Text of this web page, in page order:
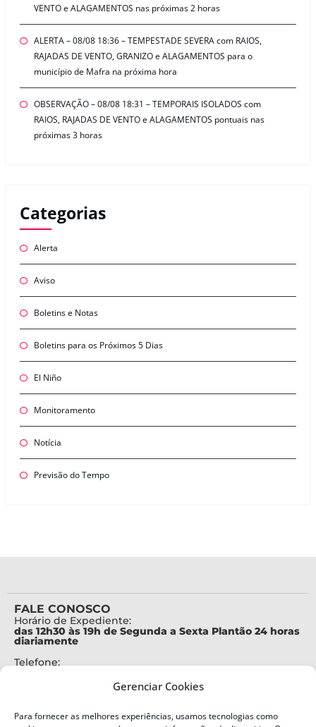
Gerenciar Cookies
Para fornecer as melhores experiências, usamos tecnologias como
VENTO e ALAGAMENTOS nas próximas 2 horas
ALERTA – 08/08 18:36 – TEMPESTADE SEVERA com RAIOS,
RAJADAS DE VENTO, GRANIZO e ALAGAMENTOS para o
município de Mafra na próxima hora
OBSERVAÇÃO – 08/08 18:31 – TEMPORAIS ISOLADOS com
RAIOS, RAJADAS DE VENTO e ALAGAMENTOS pontuais nas
próximas 3 horas
Categorias
Alerta
Aviso
Boletins e Notas
Boletins para os Próximos 5 Dias
El Niño
Monitoramento
Notícia
Previsão do Tempo
FALE CONOSCO
Horário de Expediente:
das 12h30 às 19h de Segunda a Sexta Plantão 24 horas
diariamente
Telefone: